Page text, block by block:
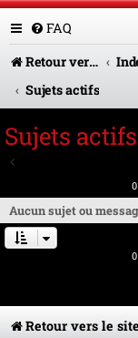
FAQ
Retour vers le site U.A.G.R.
Sujets actifs
Sujets actifs
Aucun sujet ou
Retour vers le